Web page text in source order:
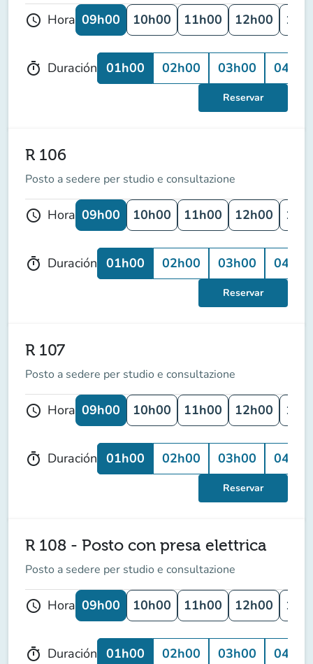
schedule Hora 09h00 10h00 11h00 12h00
timer Duración 01h00 02h00 03h00 04h00
Reservar
R 106
Posto a sedere per studio e consultazione
schedule Hora 09h00 10h00 11h00 12h00
timer Duración 01h00 02h00 03h00 04h00
Reservar
R 107
Posto a sedere per studio e consultazione
schedule Hora 09h00 10h00 11h00 12h00
timer Duración 01h00 02h00 03h00 04h00
Reservar
R 108 - Posto con presa elettrica
Posto a sedere per studio e consultazione
schedule Hora 09h00 10h00 11h00 12h00
timer Duración 01h00 02h00 03h00 04h00